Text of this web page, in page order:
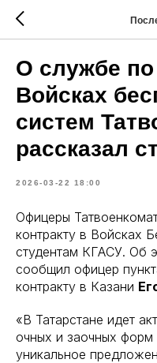
О службе по
Войсках
систем
рассказал
2026-03-22 18:00
Офицеры
контракту в Войсках
студентам КГАСУ. Об
сообщил офицер
контракту в Казани
«В Татарстане идет
очных и заочных форм
уникальное